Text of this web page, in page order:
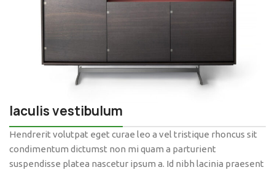
Iaculis vestibulum
Hendrerit volutpat eget curae leo a vel tristique rhoncus sit
condimentum dictumst non mi quam a parturient
suspendisse platea nascetur ipsum a. Id nibh lacinia praesent